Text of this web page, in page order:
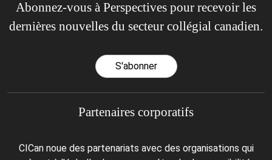
Abonnez-vous à Perspectives pour recevoir les
dernières nouvelles du secteur collégial canadien.
S'abonner
Partenaires corporatifs
CICan noue des partenariats avec des organisations qui